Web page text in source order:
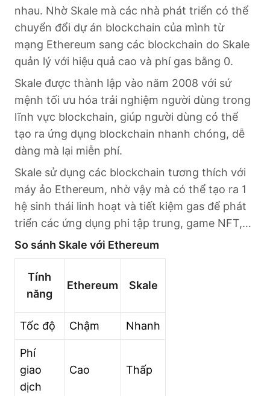
nhau. Nhờ Skale mà các nhà phát triển có thể
chuyển đổi dự án blockchain của mình từ
mạng Ethereum sang các blockchain do Skale
quản lý với hiệu quả cao và phí gas bằng 0.
Skale được thành lập vào năm 2008 với sứ
mệnh tối ưu hóa trải nghiệm người dùng trong
lĩnh vực blockchain, giúp người dùng có thể
tạo ra ứng dụng blockchain nhanh chóng, dễ
dàng mà lại miễn phí.
Skale sử dụng các blockchain tương thích với
máy ảo Ethereum, nhờ vậy mà có thể tạo ra 1
hệ sinh thái linh hoạt và tiết kiệm gas để phát
triển các ứng dụng phi tập trung, game NFT,…
So sánh Skale với Ethereum
Tính
năng
Ethereum Skale
Tốc độ Chậm Nhanh
Phí
giao
dịch
Cao Thấp